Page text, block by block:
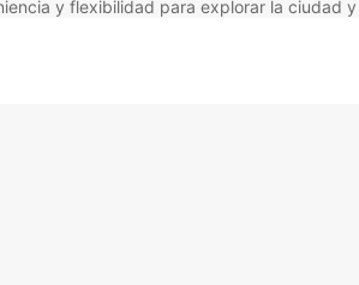
y flexibilidad para explorar la ciudad y